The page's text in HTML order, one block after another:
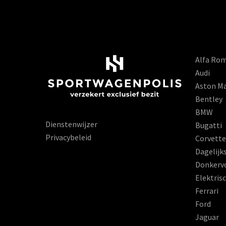
Dienstenwijzer
Privacybeleid
Alfa
Audi
Aston
Bentley
BMW
Bugatti
Corvette
Ferrari
Ford
Jaguar